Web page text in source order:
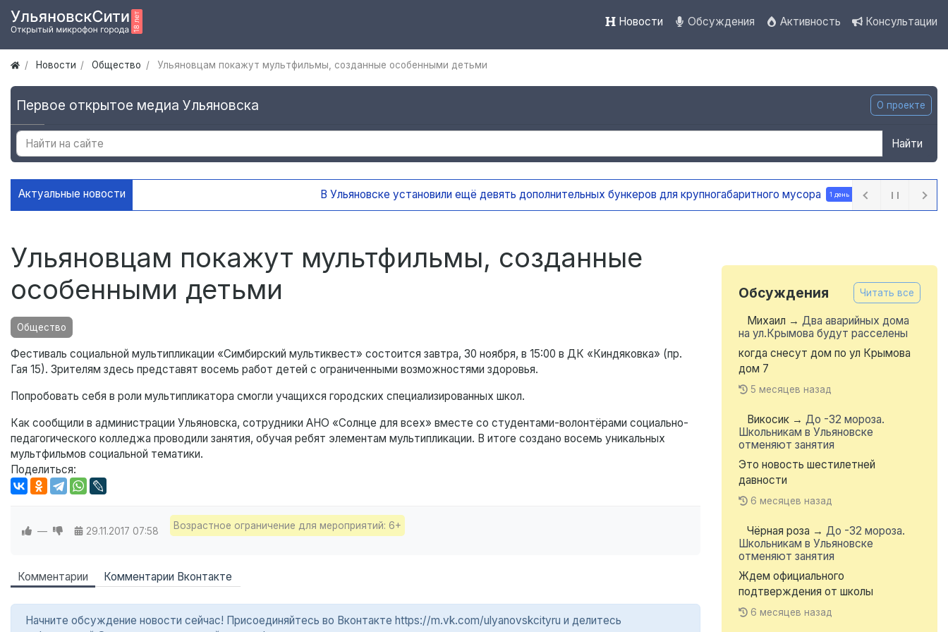
Новости Обсуждения Активность Консультации
Новости Общество Ульяновцам покажут мультфильмы, созданные особенными детьми
Первое открытое медиа Ульяновска О проекте
Найти
Актуальные новости В Ульяновске установили ещё девять дополнительных бункеров для крупногабаритного мусора 1 день назад
Ульяновцам покажут мультфильмы, созданные
особенными детьми
Общество
Фестиваль социальной мультипликации «Симбирский мультиквест» состоится завтра, 30 ноября, в 15:00 в ДК «Киндяковка» (пр.
Гая 15). Зрителям здесь представят восемь работ детей с ограниченными возможностями здоровья.
Попробовать себя в роли мультипликатора смогли учащихся городских специализированных школ.
Как сообщили в администрации Ульяновска, сотрудники АНО «Солнце для всех» вместе со студентами-волонтёрами социально-
педагогического колледжа проводили занятия, обучая ребят элементам мультипликации. В итоге создано восемь уникальных
мультфильмов социальной тематики.
Поделиться:
— 29.11.2017 07:58 Возрастное ограничение для мероприятий: 6+
Комментарии Комментарии Вконтакте
Начните обсуждение новости сейчас! Присоединяйтесь во Вконтакте https://m.vk.com/ulyanovskcityru и делитесь
Обсуждения Читать все
Михаил → Два аварийных дома
на ул.Крымова будут расселены
когда снесут дом по ул Крымова
дом 7
5 месяцев назад
Викосик → До -32 мороза.
Школьникам в Ульяновске
отменяют занятия
Это новость шестилетней
давности
6 месяцев назад
Чёрная роза → До -32 мороза.
Школьникам в Ульяновске
отменяют занятия
Ждем официального
подтверждения от школы
6 месяцев назад